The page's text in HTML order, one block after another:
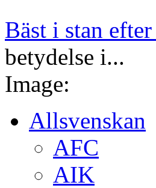
Bäst i stan
betydelse i...
Image:
Allsvenskan
AFC
AIK